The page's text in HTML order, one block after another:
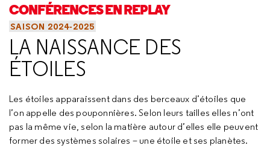
CONFÉRENCES EN REPLAY
SAISON 2024-2025
LA NAISSANCE DES
ÉTOILES
Les étoiles apparaissent dans des berceaux d’étoiles que
l’on appelle des pouponnières. Selon leurs tailles elles n’ont
pas la même vie, selon la matière autour d’elles elle peuvent
former des systèmes solaires – une étoile et ses planètes.